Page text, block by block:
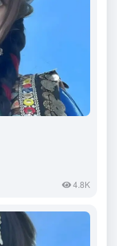
4.8K